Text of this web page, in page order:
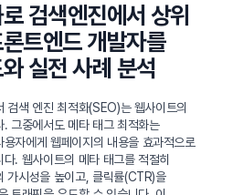
검색엔진에서 상위
트엔드 개발자를
실전 사례 분석
검색 엔진 최적화(SEO)는 웹사이트의
그중에서도 메타 태그 최적화는
자에게 웹페이지의 내용을 효과적으로
. 웹사이트의 메타 태그를 적절히
가시성을 높이고, 클릭률(CTR)을